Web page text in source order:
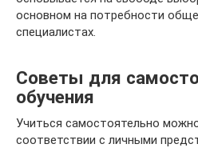
основном на потребности
специалистах.
Советы для
обучения
Учиться самостоятельно
соответствии с личными